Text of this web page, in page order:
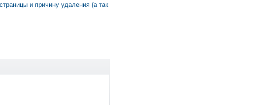
и причину удаления (а так